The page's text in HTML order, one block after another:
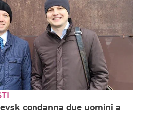
condanna due uomini a